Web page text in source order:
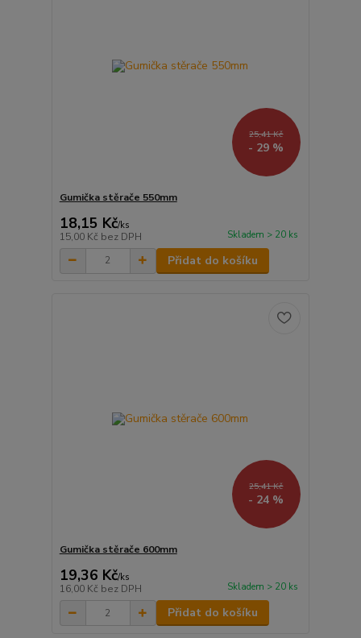
25,41 Kč
- 29 %
Gumička stěrače 550mm
18,15 Kč/ks
15,00 Kč bez DPH Skladem > 20 ks
Přidat do košíku
25,41 Kč
- 24 %
Gumička stěrače 600mm
19,36 Kč/ks
16,00 Kč bez DPH Skladem > 20 ks
Přidat do košíku